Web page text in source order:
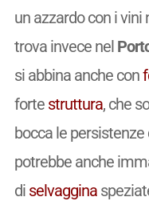
un azzardo con i
trova invece nel
si abbina anche con
forte struttura, che
bocca le
potrebbe anche
di selvaggina